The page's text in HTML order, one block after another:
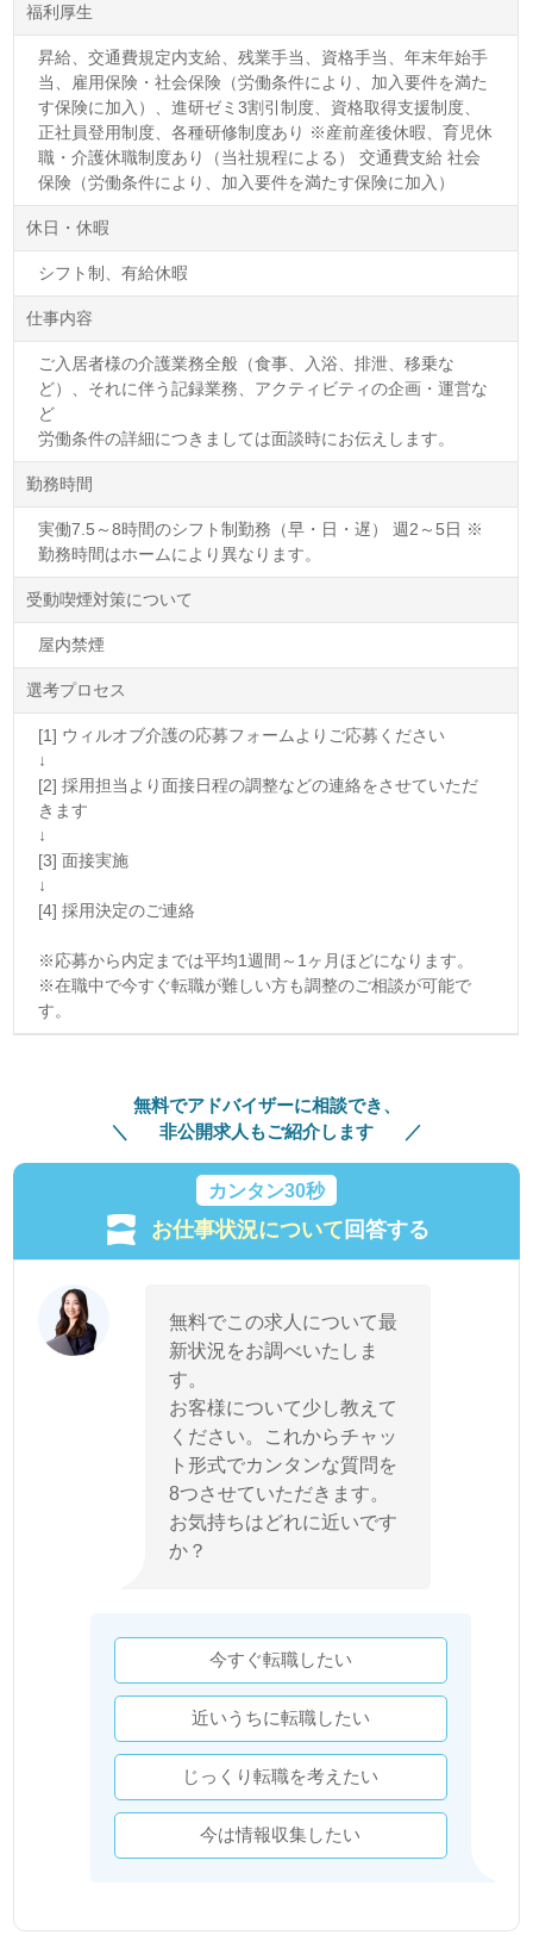
福利厚生
昇給、交通費規定内支給、残業手当、資格手当、年末年始手
当、雇用保険・社会保険（労働条件により、加入要件を満た
す保険に加入）、進研ゼミ3割引制度、資格取得支援制度、
正社員登用制度、各種研修制度あり ※産前産後休暇、育児休
職・介護休職制度あり（当社規程による） 交通費支給 社会
保険（労働条件により、加入要件を満たす保険に加入）
休日・休暇
シフト制、有給休暇
仕事内容
ご入居者様の介護業務全般（食事、入浴、排泄、移乗な
ど）、それに伴う記録業務、アクティビティの企画・運営な
ど
労働条件の詳細につきましては面談時にお伝えします。
勤務時間
実働7.5～8時間のシフト制勤務（早・日・遅） 週2～5日 ※
勤務時間はホームにより異なります。
受動喫煙対策について
屋内禁煙
選考プロセス
[1] ウィルオブ介護の応募フォームよりご応募ください
↓
[2] 採用担当より面接日程の調整などの連絡をさせていただ
きます
↓
[3] 面接実施
↓
[4] 採用決定のご連絡
※応募から内定までは平均1週間～1ヶ月ほどになります。
※在職中で今すぐ転職が難しい方も調整のご相談が可能で
す。
無料でアドバイザーに相談でき、
非公開求人もご紹介します
カンタン30秒
お仕事状況について回答する
無料でこの求人について最
新状況をお調べいたしま
す。
お客様について少し教えて
ください。これからチャッ
ト形式でカンタンな質問を
8つさせていただきます。
お気持ちはどれに近いです
か？
今すぐ転職したい
近いうちに転職したい
じっくり転職を考えたい
今は情報収集したい